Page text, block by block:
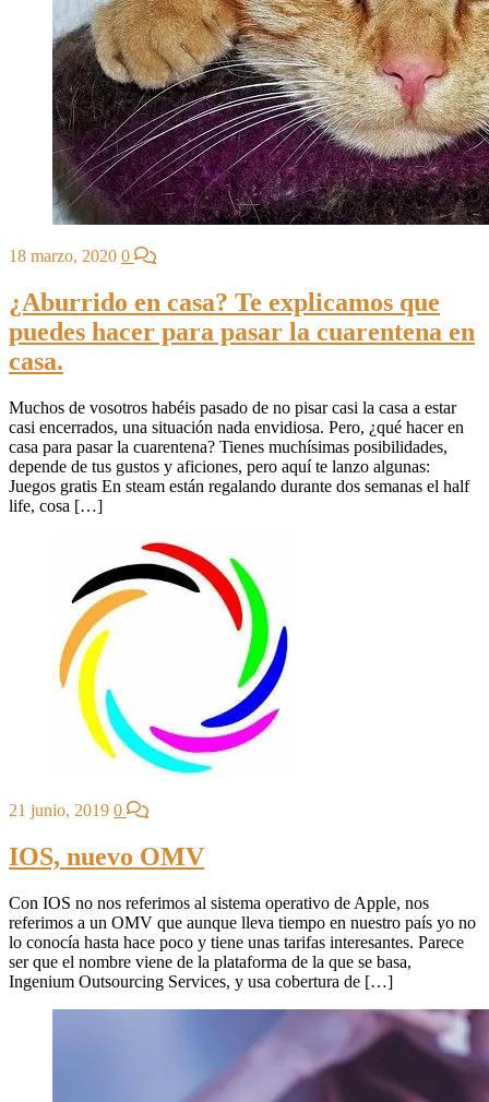
18 marzo, 2020 0
¿Aburrido en casa? Te explicamos que
puedes hacer para pasar la cuarentena en
casa.
Muchos de vosotros habéis pasado de no pisar casi la casa a estar
casi encerrados, una situación nada envidiosa. Pero, ¿qué hacer en
casa para pasar la cuarentena? Tienes muchísimas posibilidades,
depende de tus gustos y aficiones, pero aquí te lanzo algunas:
Juegos gratis En steam están regalando durante dos semanas el half
life, cosa […]
21 junio, 2019 0
IOS, nuevo OMV
Con IOS no nos referimos al sistema operativo de Apple, nos
referimos a un OMV que aunque lleva tiempo en nuestro país yo no
lo conocía hasta hace poco y tiene unas tarifas interesantes. Parece
ser que el nombre viene de la plataforma de la que se basa,
Ingenium Outsourcing Services, y usa cobertura de […]